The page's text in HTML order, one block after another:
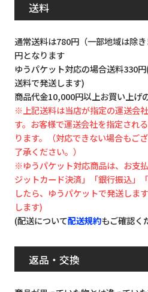
送料
通常送料は780円（一部地域は除
円となります
ゆうパケット対応の場合送料330
送料で発送します)
商品代金10,000円以上お買い上げ
※上記送料は当店が指定の運送会
す。お客様で運送会社を指定され
ります。（対応できない場合もご
了承ください。）
※ゆうパケット対応商品は、お支
ジットカード決済」「銀行振込」
したら、ゆうパケットで発送しま
します)
(配送について配送規約もご確認く
返品・交換